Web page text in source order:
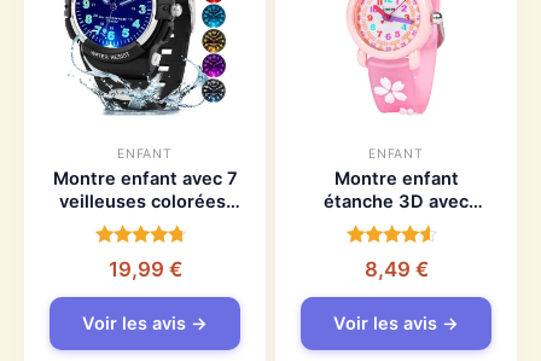
ENFANT
Montre enfant avec 7
veilleuses colorées,
bracelet étanche et
souple
Note
4.4
sur 5
19,99 €
Voir les avis →
ENFANT
Montre enfant
étanche 3D avec
mouvement à quartz
pour fille
Note
4.2
sur 5
8,49 €
Voir les avis →